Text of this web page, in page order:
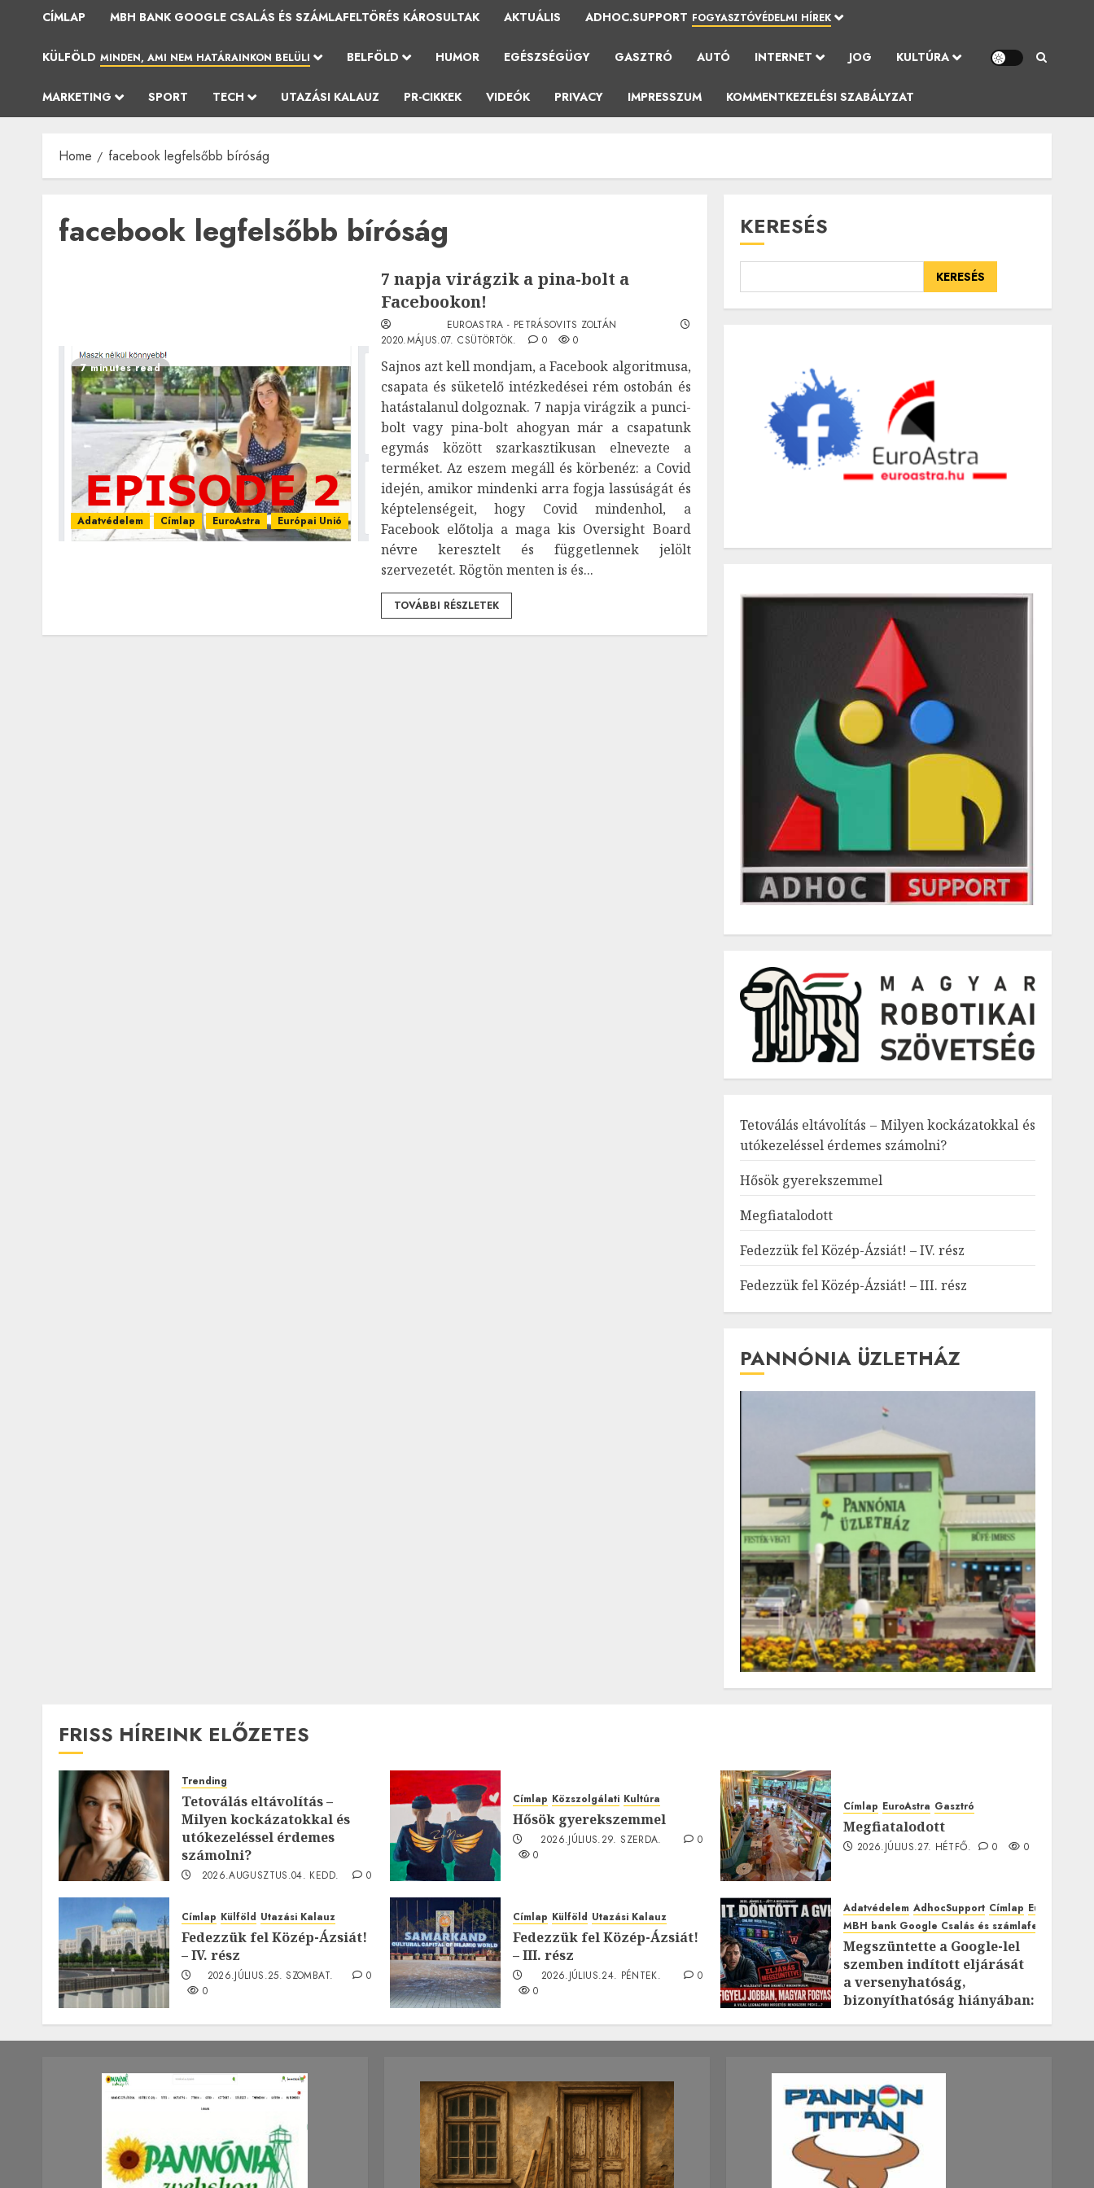
CÍMLAP MBH BANK GOOGLE CSALÁS ÉS SZÁMLAFELTÖRÉS KÁROSULTAK AKTUÁLIS ADHOC.SUPPORT FOGYASZTÓVÉDELMI HÍREK
KÜLFÖLD MINDEN, AMI NEM HATÁRAINKON BELÜLI BELFÖLD HUMOR EGÉSZSÉGÜGY GASZTRÓ AUTÓ INTERNET JOG KULTÚRA
MARKETING SPORT TECH UTAZÁSI KALAUZ PR-CIKKEK VIDEÓK PRIVACY IMPRESSZUM KOMMENTKEZELÉSI SZABÁLYZAT
Home facebook legfelsőbb bíróság
facebook legfelsőbb bíróság
7 minutes read
Adatvédelem Címlap EuroAstra Európai Unió
7 napja virágzik a pina-bolt a
Facebookon!
EUROASTRA - PETRÁSOVITS ZOLTÁN
2020.MÁJUS.07. CSÜTÖRTÖK.
0 0
Sajnos azt kell mondjam, a Facebook algoritmusa,
csapata és süketelő intézkedései rém ostobán és
hatástalanul dolgoznak. 7 napja virágzik a punci-
bolt vagy pina-bolt ahogyan már a csapatunk
egymás között szarkasztikusan elnevezte a
terméket. Az eszem megáll és körbenéz: a Covid
idején, amikor mindenki arra fogja lassúságát és
képtelenségeit, hogy Covid mindenhol, a
Facebook előtolja a maga kis Oversight Board
névre keresztelt és függetlennek jelölt
szervezetét. Rögtön menten is és...
TOVÁBBI RÉSZLETEK
KERESÉS
KERESÉS
Tetoválás eltávolítás – Milyen kockázatokkal és
utókezeléssel érdemes számolni?
Hősök gyerekszemmel
Megfiatalodott
Fedezzük fel Közép-Ázsiát! – IV. rész
Fedezzük fel Közép-Ázsiát! – III. rész
PANNÓNIA ÜZLETHÁZ
FRISS HÍREINK ELŐZETES
Trending
Tetoválás eltávolítás –
Milyen kockázatokkal és
utókezeléssel érdemes
számolni?
2026.AUGUSZTUS.04. KEDD.
0
Címlap Közszolgálati Kultúra
Hősök gyerekszemmel
2026.JÚLIUS.29. SZERDA.
0
0
Címlap EuroAstra Gasztró
Megfiatalodott
2026.JÚLIUS.27. HÉTFŐ. 0 0
Címlap Külföld Utazási Kalauz
Fedezzük fel Közép-Ázsiát!
– IV. rész
2026.JÚLIUS.25. SZOMBAT.
0
0
Címlap Külföld Utazási Kalauz
Fedezzük fel Közép-Ázsiát!
– III. rész
2026.JÚLIUS.24. PÉNTEK.
0
0
Adatvédelem AdhocSupport Címlap EuroAstra
MBH bank Google Csalás és számlafeltörés
Megszüntette a Google-lel
szemben indított eljárását
a versenyhatóság,
bizonyíthatóság hiányában:
2026.JÚLIUS.23. CSÜTÖRTÖK.
0